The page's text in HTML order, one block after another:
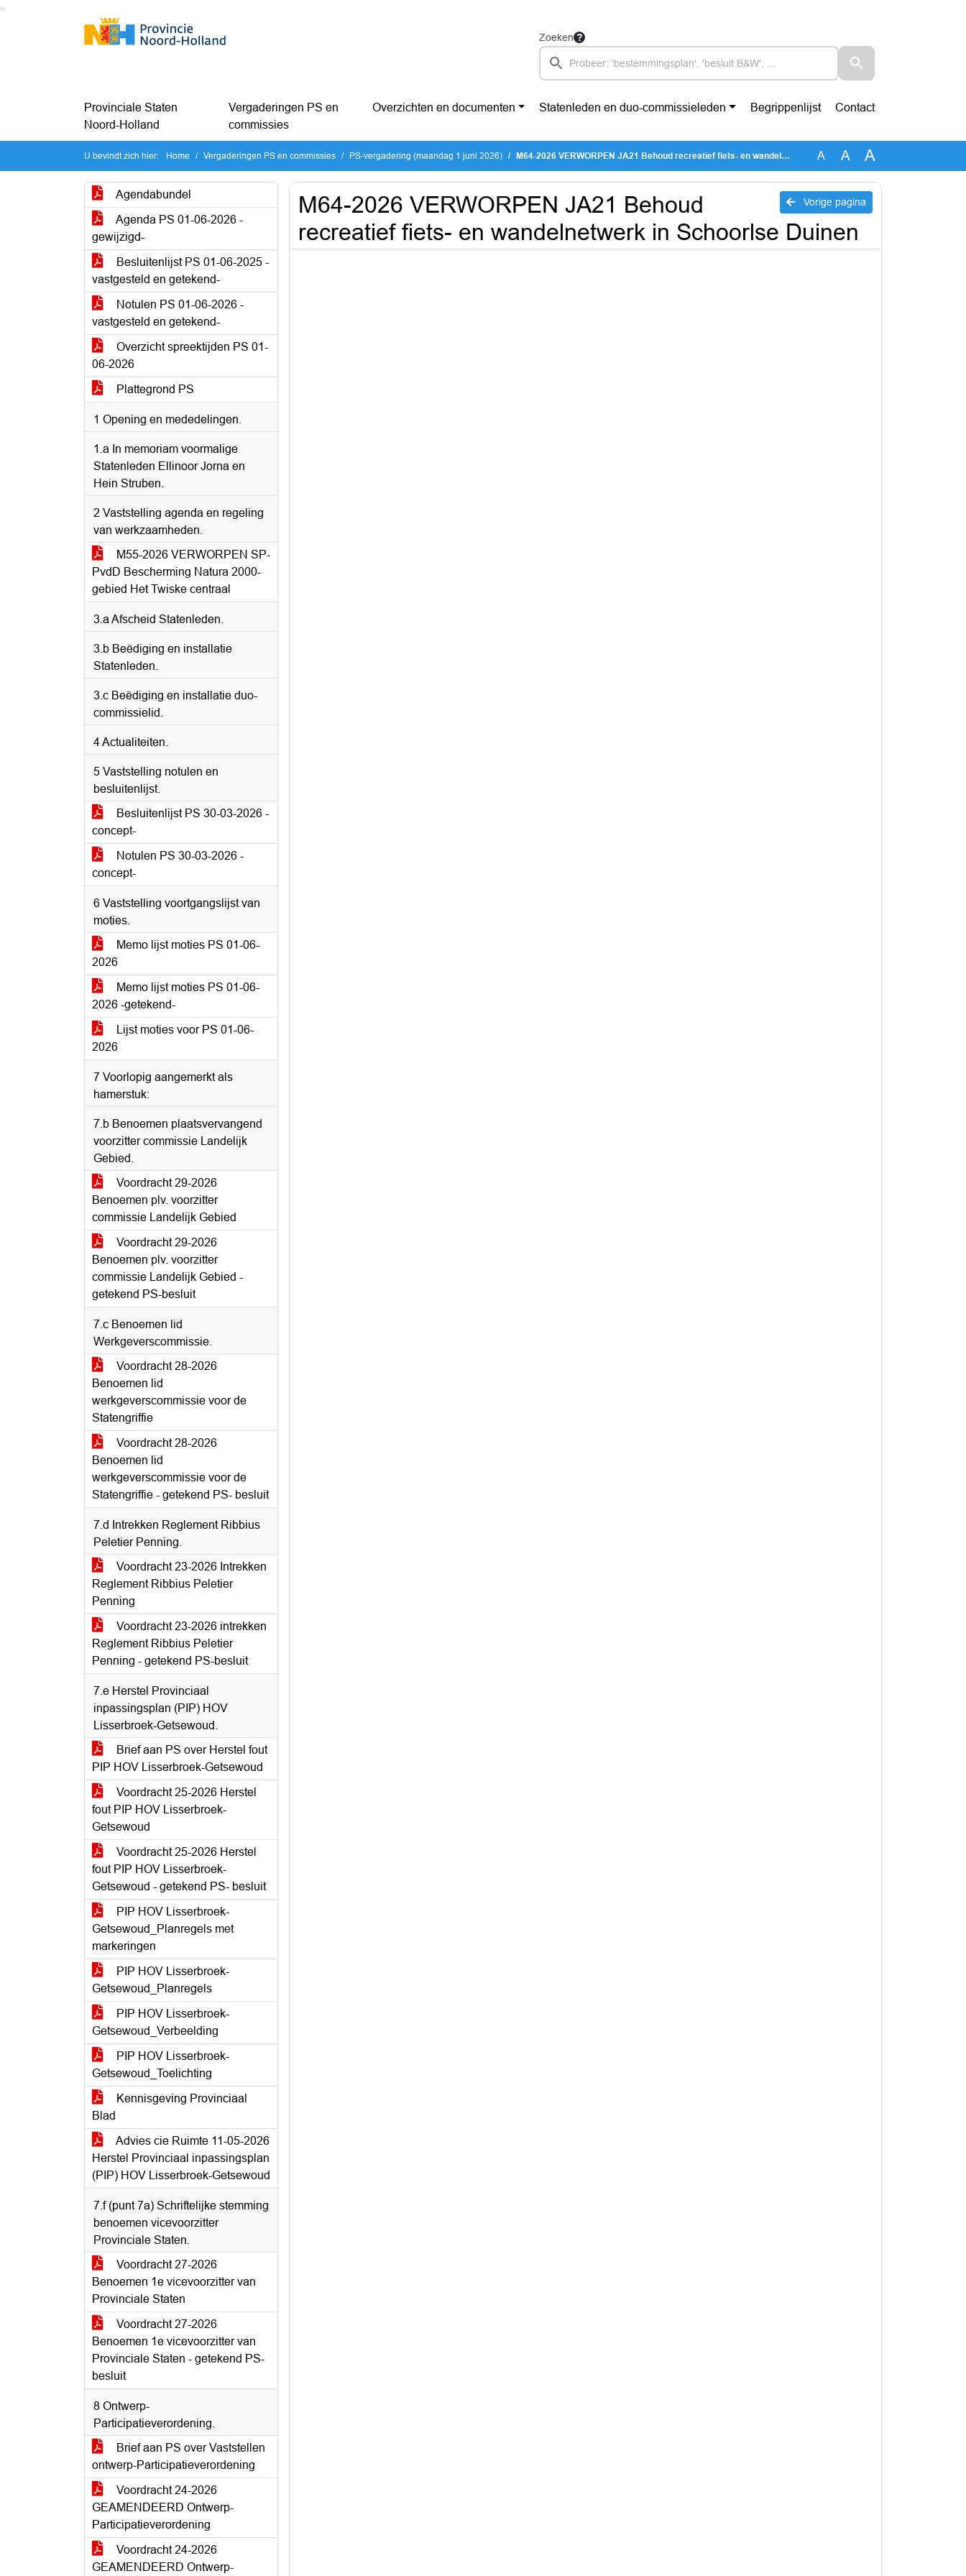
Ga naar de inhoud van deze pagina
Ga naar het zoeken
Zoeken
Provinciale Staten
Noord-Holland
Vergaderingen PS en
commissies
Overzichten en documenten Statenleden en duo-commissieleden Begrippenlijst Contact
U bevindt zich hier: Home Vergaderingen PS en commissies PS-vergadering (maandag 1 juni 2026) M64-2026 VERWORPEN JA21 Behoud recreatief fiets- en wandelnetwerk in Schoorlse Duinen A A A
Agendabundel
Agenda PS 01-06-2026 -
gewijzigd-
Besluitenlijst PS 01-06-2025 -
vastgesteld en getekend-
Notulen PS 01-06-2026 -
vastgesteld en getekend-
Overzicht spreektijden PS 01-
06-2026
Plattegrond PS
1 Opening en mededelingen.
1.a In memoriam voormalige
Statenleden Ellinoor Jorna en
Hein Struben.
2 Vaststelling agenda en regeling
van werkzaamheden.
M55-2026 VERWORPEN SP-
PvdD Bescherming Natura 2000-
gebied Het Twiske centraal
3.a Afscheid Statenleden.
3.b Beëdiging en installatie
Statenleden.
3.c Beëdiging en installatie duo-
commissielid.
4 Actualiteiten.
5 Vaststelling notulen en
besluitenlijst.
Besluitenlijst PS 30-03-2026 -
concept-
Notulen PS 30-03-2026 -
concept-
6 Vaststelling voortgangslijst van
moties.
Memo lijst moties PS 01-06-
2026
Memo lijst moties PS 01-06-
2026 -getekend-
Lijst moties voor PS 01-06-
2026
7 Voorlopig aangemerkt als
hamerstuk:
7.b Benoemen plaatsvervangend
voorzitter commissie Landelijk
Gebied.
Voordracht 29-2026
Benoemen plv. voorzitter
commissie Landelijk Gebied
Voordracht 29-2026
Benoemen plv. voorzitter
commissie Landelijk Gebied -
getekend PS-besluit
7.c Benoemen lid
Werkgeverscommissie.
Voordracht 28-2026
Benoemen lid
werkgeverscommissie voor de
Statengriffie
Voordracht 28-2026
Benoemen lid
werkgeverscommissie voor de
Statengriffie - getekend PS- besluit
7.d Intrekken Reglement Ribbius
Peletier Penning.
Voordracht 23-2026 Intrekken
Reglement Ribbius Peletier
Penning
Voordracht 23-2026 intrekken
Reglement Ribbius Peletier
Penning - getekend PS-besluit
7.e Herstel Provinciaal
inpassingsplan (PIP) HOV
Lisserbroek-Getsewoud.
Brief aan PS over Herstel fout
PIP HOV Lisserbroek-Getsewoud
Voordracht 25-2026 Herstel
fout PIP HOV Lisserbroek-
Getsewoud
Voordracht 25-2026 Herstel
fout PIP HOV Lisserbroek-
Getsewoud - getekend PS- besluit
PIP HOV Lisserbroek-
Getsewoud_Planregels met
markeringen
PIP HOV Lisserbroek-
Getsewoud_Planregels
PIP HOV Lisserbroek-
Getsewoud_Verbeelding
PIP HOV Lisserbroek-
Getsewoud_Toelichting
Kennisgeving Provinciaal
Blad
Advies cie Ruimte 11-05-2026
Herstel Provinciaal inpassingsplan
(PIP) HOV Lisserbroek-Getsewoud
7.f (punt 7a) Schriftelijke stemming
benoemen vicevoorzitter
Provinciale Staten.
Voordracht 27-2026
Benoemen 1e vicevoorzitter van
Provinciale Staten
Voordracht 27-2026
Benoemen 1e vicevoorzitter van
Provinciale Staten - getekend PS-
besluit
8 Ontwerp-
Participatieverordening.
Brief aan PS over Vaststellen
ontwerp-Participatieverordening
Voordracht 24-2026
GEAMENDEERD Ontwerp-
Participatieverordening
Voordracht 24-2026
GEAMENDEERD Ontwerp-
Vorige pagina
M64-2026 VERWORPEN JA21 Behoud
recreatief fiets- en wandelnetwerk in Schoorlse Duinen